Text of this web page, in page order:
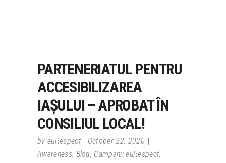
PARTENERIATUL PENTRU
ACCESIBILIZAREA
IAȘULUI – APROBAT ÎN
CONSILIUL LOCAL!
by euRespect
October 22, 2020
Awareness, Blog, Campanii euRespect,